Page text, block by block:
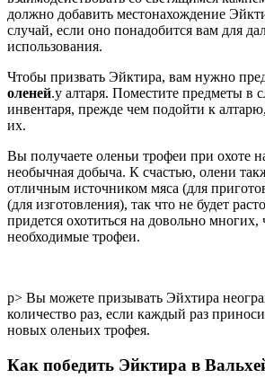
должно добавить местонахождение
случай, если оно понадобится вам для
использования.
Чтобы призвать Эйктира, вам нужно
оленей.у алтаря. Поместите предметы в
инвентаря, прежде чем подойти к
их.
Вы получаете оленьи трофеи при охоте
необычная добыча. К счастью, олени
отличным источником мяса (для
(для изготовления), так что не будет
придется охотиться на довольно многих,
необходимые трофеи.
р> Вы можете призывать Эйхтира
количество раз, если каждый раз
новых оленьих трофея.
Как победить Эйктира в